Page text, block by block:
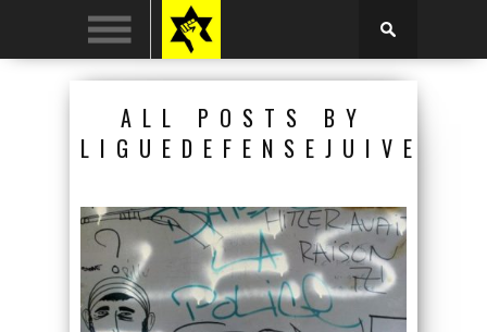
ALL POSTS BY
LIGUEDEFENSEJUIVE